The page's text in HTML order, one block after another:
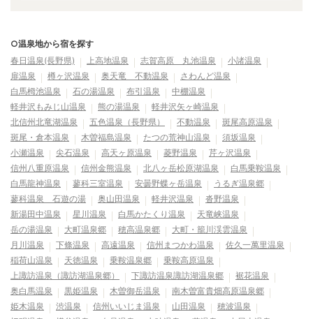
○温泉地から宿を探す
春日温泉(長野県)
上高地温泉 志賀高原 丸池温泉
小諸温泉
扉温泉
樽ヶ沢温泉 奥天竜 不動温泉
さわんど温泉
白馬栂池温泉
石の湯温泉 布引温泉
中棚温泉
軽井沢もみじ山温泉
熊の湯温泉
軽井沢矢ヶ崎温泉
北信州北竜湖温泉
五色温泉（長野県） 不動温泉
斑尾高原温泉
斑尾・倉本温泉
木曽福島温泉 たつの荒神山温泉
須坂温泉
小瀬温泉
尖石温泉 高天ヶ原温泉 菱野温泉
芹ヶ沢温泉
信州八重原温泉
信州金熊温泉 北八ヶ岳松原湖温泉
白馬乗鞍温泉
白馬龍神温泉
蓼科三室温泉 安曇野蝶ヶ岳温泉
うるぎ温泉郷
蓼科温泉 石遊の湯
奥山田温泉 軽井沢温泉
沓野温泉
新湯田中温泉
星川温泉 白馬かたくり温泉
天竜峡温泉
岳の湯温泉
大町温泉郷 穂高温泉郷
大町・籠川渓雲温泉
月川温泉
下條温泉 高遠温泉 信州まつかわ温泉
佐久一萬里温泉
稲荷山温泉
天徳温泉 乗鞍温泉郷
乗鞍高原温泉
上諏訪温泉（諏訪湖温泉郷）
下諏訪温泉諏訪湖温泉郷
裾花温泉
奥白馬温泉
黒姫温泉 木曽御岳温泉
南木曽富貴畑高原温泉郷
姫木温泉
渋温泉 信州いいじま温泉 山田温泉
穂波温泉